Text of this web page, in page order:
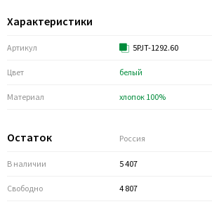
Характеристики
Артикул 5PJT-1292.60
Цвет белый
Материал хлопок 100%
Остаток Россия
В наличии 5 407
Свободно 4 807